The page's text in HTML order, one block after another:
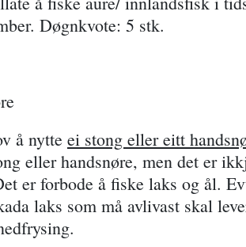
Døgnkvote: 5 stk.
å nytte ei stong eller eitt
eller handsnøre, men det er
er forbode å fiske laks og ål.
laks som må avlivast skal